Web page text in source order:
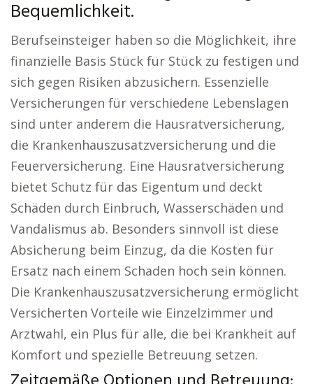
Bequemlichkeit.
Berufseinsteiger haben so die Möglichkeit, ihre
finanzielle Basis Stück für Stück zu festigen und
sich gegen Risiken abzusichern. Essenzielle
Versicherungen für verschiedene Lebenslagen
sind unter anderem die Hausratversicherung,
die Krankenhauszusatzversicherung und die
Feuerversicherung. Eine Hausratversicherung
bietet Schutz für das Eigentum und deckt
Schäden durch Einbruch, Wasserschäden und
Vandalismus ab. Besonders sinnvoll ist diese
Absicherung beim Einzug, da die Kosten für
Ersatz nach einem Schaden hoch sein können.
Die Krankenhauszusatzversicherung ermöglicht
Versicherten Vorteile wie Einzelzimmer und
Arztwahl, ein Plus für alle, die bei Krankheit auf
Komfort und spezielle Betreuung setzen.